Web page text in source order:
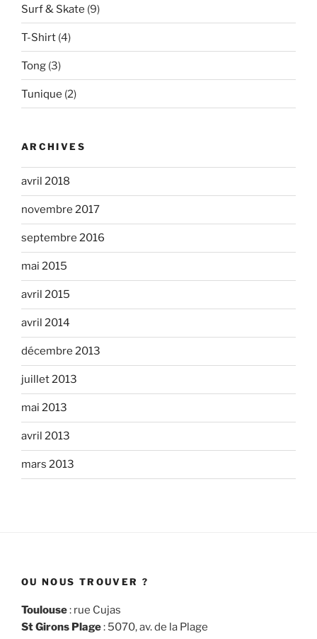
Surf & Skate (9)
T-Shirt (4)
Tong (3)
Tunique (2)
ARCHIVES
avril 2018
novembre 2017
septembre 2016
mai 2015
avril 2015
avril 2014
décembre 2013
juillet 2013
mai 2013
avril 2013
mars 2013
OU NOUS TROUVER ?
Toulouse: rue Cujas
St Girons Plage: 5070, av. de la Plage